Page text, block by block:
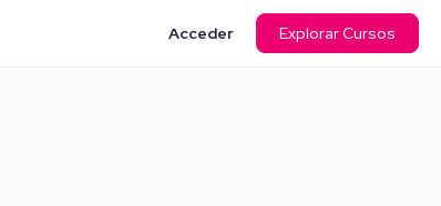
Acceder Explorar Cursos